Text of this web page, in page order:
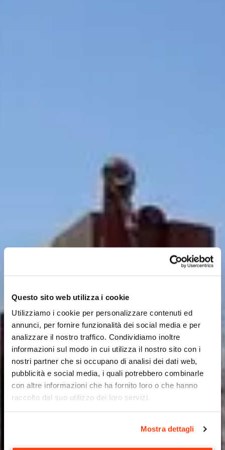
Questo sito web utilizza i cookie
Utilizziamo i cookie per personalizzare contenuti ed
annunci, per fornire funzionalità dei social media e per
analizzare il nostro traffico. Condividiamo inoltre
informazioni sul modo in cui utilizza il nostro sito con i
nostri partner che si occupano di analisi dei dati web,
pubblicità e social media, i quali potrebbero combinarle
con altre informazioni che ha fornito loro o che hanno
raccolto dal suo utilizzo dei loro servizi.
Mostra dettagli